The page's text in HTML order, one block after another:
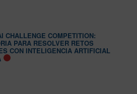
CHALLENGE COMPETITION:
PARA RESOLVER RETOS
CON INTELIGENCIA ARTIFICIAL